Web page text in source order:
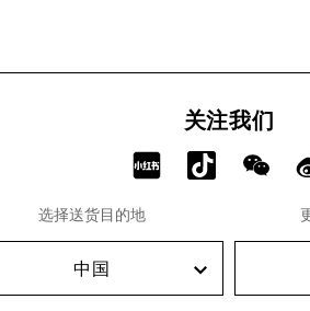
关注我们
分
RED!
分
Douyin!
分
选择送货目的地
中国